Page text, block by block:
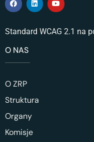
Standard WCAG 2.1 na
O NAS
O ZRP
Struktura
Organy
Komisje